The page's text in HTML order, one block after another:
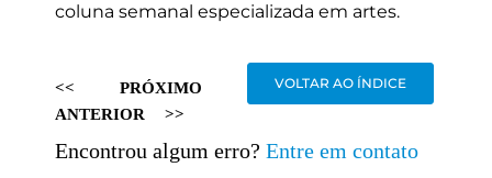
coluna semanal especializada em artes.
<<
ANTERIOR
PRÓXIMO
>>
VOLTAR AO ÍNDICE
Encontrou algum erro? Entre em contato